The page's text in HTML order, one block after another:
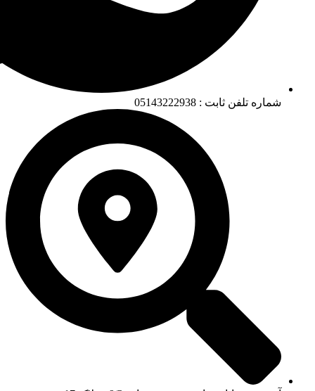
شماره تلفن ثابت : 05143222938